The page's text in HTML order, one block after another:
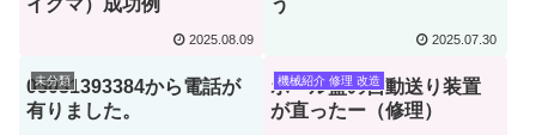
イグマ）成功例
2025.08.09
う
2025.07.30
未分類
05031393384から電話が
有りました。
機械紹介 修理 改造
ボール盤の自動送り装置
が直ったー（修理）